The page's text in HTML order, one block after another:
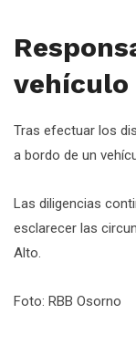
vehículo
Tras efectuar los
a bordo de un
Las diligencias
esclarecer las
Alto.
Foto: RBB Osorno